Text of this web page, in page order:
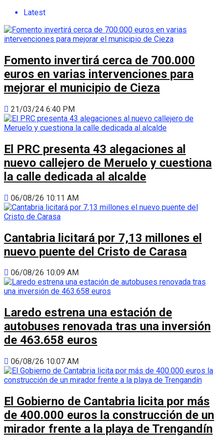
Latest
Fomento invertirá cerca de 700.000
euros en varias intervenciones para
mejorar el municipio de Cieza
21/03/24 6:40 PM
El PRC presenta 43 alegaciones al
nuevo callejero de Meruelo y cuestiona
la calle dedicada al alcalde
06/08/26 10:11 AM
Cantabria licitará por 7,13 millones el
nuevo puente del Cristo de Carasa
06/08/26 10:09 AM
Laredo estrena una estación de
autobuses renovada tras una inversión
de 463.658 euros
06/08/26 10:07 AM
El Gobierno de Cantabria licita por más
de 400.000 euros la construcción de un
mirador frente a la playa de Trengandín